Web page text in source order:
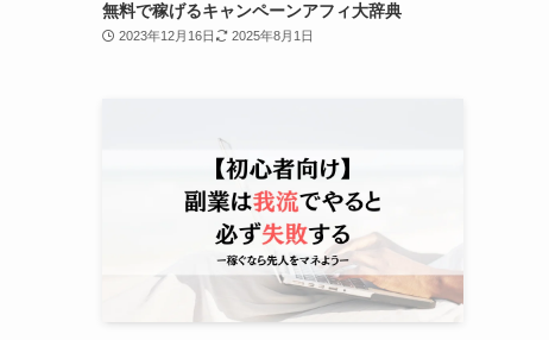
無料で稼げるキャンペーンアフィ大辞典
2023年12月16日 2025年8月1日